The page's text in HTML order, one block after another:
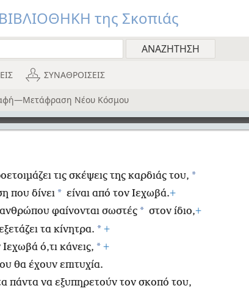
της Σκοπιάς
ΣΥΝΑΘΡΟΙΣΕΙΣ
Νέου Κόσμου
τις σκέψεις της καρδιάς του, *
που δίνει * είναι από τον Ιεχωβά.+
φαίνονται σωστές * στον ίδιο,+
τα κίνητρα. * +
ό,τι κάνεις, * +
θα έχουν επιτυχία.
πάντα να εξυπηρετούν τον σκοπό του,